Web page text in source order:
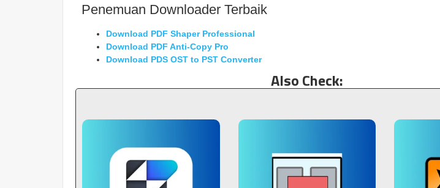
Penemuan Downloader Terbaik
Download PDF Shaper Professional
Download PDF Anti-Copy Pro
Download PDS OST to PST Converter
Also Check: